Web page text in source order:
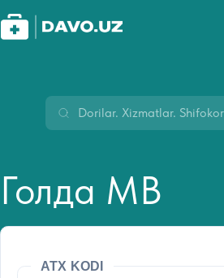
Голда МВ
ATX KODI